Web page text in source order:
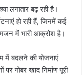
लगातार बढ़ रही है।
हो रही हैं, जिनमें कई
में भारी आक्रोश है।
में बदलने की योजनाएं
गोबर खाद निर्माण पूरी